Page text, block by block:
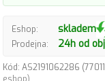
Eshop: skladem
Prodejna: 24h od
Kód: AS2191062286